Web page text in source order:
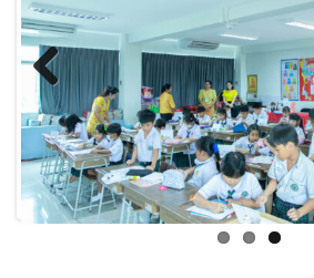
Previous
ประกาศองค์การบริหารส่วนจังหวัดระยอง
เรื่อง ประกาศผู้ชนะการเสนอราคา
ประกวดราคาจ้างก่อสร้างโครงการ
ปรับปรุงอาคารอเนกประสงค์ (โดมแดง)
ภายในพื้นที่โรงเรียนฯ ด้วยวิธีปรกวดราคา
อิเล็กทรอนิกส์ (e-bidding)
21/07/2026
ประกาศองค์การบริหารส่วนจังหวัดระยอง
เรื่อง ประกวดราคาจ้างก่อสร้างโครงการ